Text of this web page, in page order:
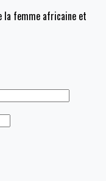
femme africaine et